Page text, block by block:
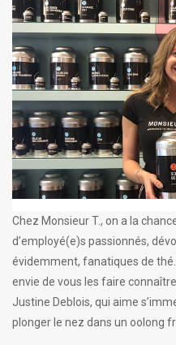
Chez Monsieur T., on a la
d’employé(e)s passionnés,
évidemment, fanatiques de
envie de vous les faire
Justine Deblois, qui aime
plonger le nez dans un oolong